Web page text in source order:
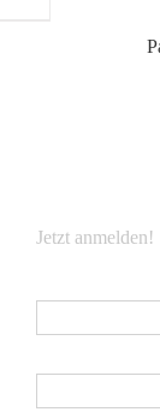
Jetzt anmelden!